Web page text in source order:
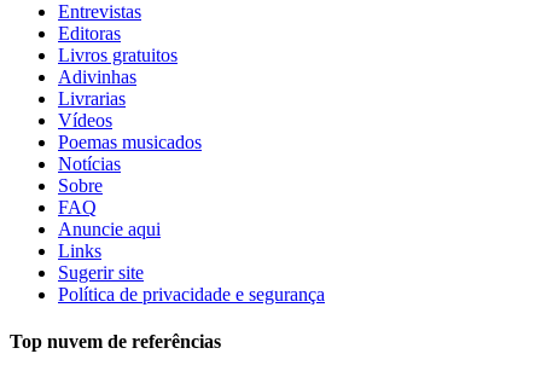
Entrevistas
Editoras
Livros gratuitos
Adivinhas
Livrarias
Vídeos
Poemas musicados
Notícias
Sobre
FAQ
Anuncie aqui
Links
Sugerir site
Política de privacidade e segurança
Top nuvem de referências